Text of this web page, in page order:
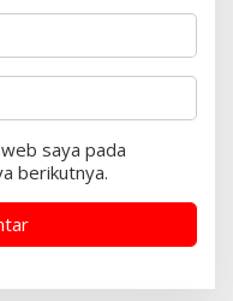
saya pada
berikutnya.